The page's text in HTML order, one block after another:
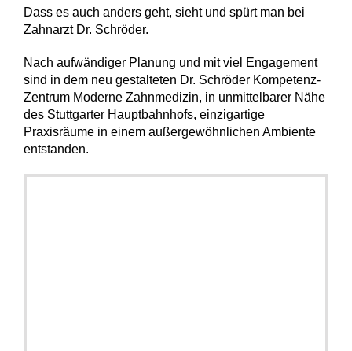
Dass es auch anders geht, sieht und spürt man bei
Zahnarzt Dr. Schröder.
Nach aufwändiger Planung und mit viel Engagement
sind in dem neu gestalteten Dr. Schröder Kompetenz-
Zentrum Moderne Zahnmedizin, in unmittelbarer Nähe
des Stuttgarter Hauptbahnhofs, einzigartige
Praxisräume in einem außergewöhnlichen Ambiente
entstanden.